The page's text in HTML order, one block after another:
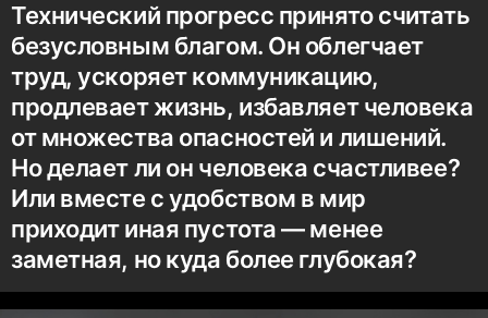
Технический прогресс принято считать
безусловным благом. Он облегчает
труд, ускоряет коммуникацию,
продлевает жизнь, избавляет человека
от множества опасностей и лишений.
Но делает ли он человека счастливее?
Или вместе с удобством в мир
приходит иная пустота — менее
заметная, но куда более глубокая?